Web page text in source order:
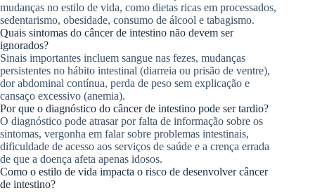
mudanças no estilo de vida, como dietas ricas em processados,
sedentarismo, obesidade, consumo de álcool e tabagismo.
Quais sintomas do câncer de intestino não devem ser
ignorados?
Sinais importantes incluem sangue nas fezes, mudanças
persistentes no hábito intestinal (diarreia ou prisão de ventre),
dor abdominal contínua, perda de peso sem explicação e
cansaço excessivo (anemia).
Por que o diagnóstico do câncer de intestino pode ser tardio?
O diagnóstico pode atrasar por falta de informação sobre os
sintomas, vergonha em falar sobre problemas intestinais,
dificuldade de acesso aos serviços de saúde e a crença errada
de que a doença afeta apenas idosos.
Como o estilo de vida impacta o risco de desenvolver câncer
de intestino?